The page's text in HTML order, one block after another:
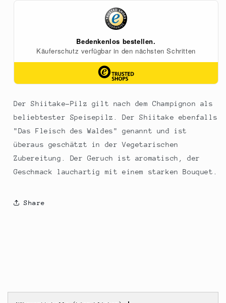
500
g
Der Shiitake-Pilz gilt nach dem Champignon als
beliebtester Speisepilz. Der Shiitake ebenfalls
"Das Fleisch des Waldes" genannt und ist
überaus geschätzt in der Vegetarischen
Zubereitung. Der Geruch ist aromatisch, der
Geschmack lauchartig mit einem starken Bouquet.
Share